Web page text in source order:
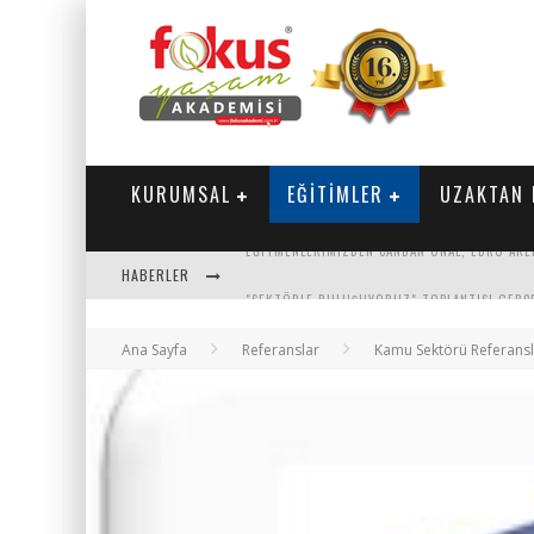
KURUMSAL EĞİTİMLER UZAKTAN
HABERLER
Ana Sayfa Referanslar Kamu Sektörü